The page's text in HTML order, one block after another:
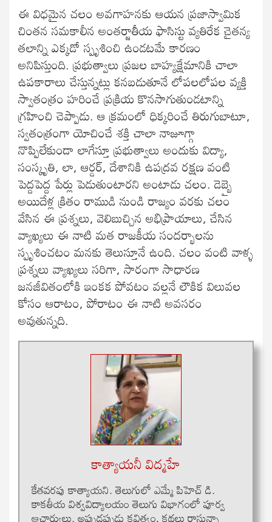
ఈ విధమైన చలం అవగాహనకు ఆయన ప్రజాస్వామిక
చింతన సమకాలీన అంతర్జాతీయ ఫాసిస్టు వ్యతిరేక చైతన్య
తలాన్ని ఎక్కడో స్పృశించి ఉండటమే కారణం
అనిపిస్తుంది. ప్రభుత్వాలు ప్రజల బాహ్యక్షేమానికి చాలా
ఉపకారాలు చేస్తున్నట్లు కనబడుతూనే లోపలలోపల వ్యక్తి
స్వాతంత్రం హరించే ప్రక్రియ కొనసాగుతుండటాన్ని
గ్రహించి చెప్పాడు. ఆ క్రమంలో ధిక్కరించే తిరుగుబాటూ,
స్వతంత్రంగా యోచించే శక్తి చాలా నాజూగ్గా
నొప్పిలేకుండా లాగేస్తూ ప్రభుత్వాలు అందుకు విద్యా,
సంస్కృతి, లా, ఆర్డర్, దేశానికి ఉపద్రవ రక్షణ వంటి
పెద్దపెద్ద పేర్లు పెడుతుంటారని అంటాడు చలం. డెబ్బై
అయిదేళ్ల క్రితం రాముడి నుండి రాజ్యం వరకు చలం
వేసిన ఈ ప్రశ్నలు, వెలిబుచ్చిన అభిప్రాయాలు, చేసిన
వ్యాఖ్యలు ఈ నాటి మత రాజకీయ సందర్భాలను
స్పృశించటం మనకు తెలుస్తూనే ఉంది. చలం వంటి వాళ్ళ
ప్రశ్నలు వ్యాఖ్యలు సరిగా, సారంగా సాధారణ
జనజీవితంలోకి ఇంకక పోవటం వల్లనే లౌకిక విలువల
కోసం ఆరాటం, పోరాటం ఈ నాటి అవసరం
అవుతున్నది.
కాత్యాయనీ విద్మహే
కేతవరపు కాత్యాయని. తెలుగులో ఎమ్మే పిహెచ్ డి.
కాకతీయ విశ్వవిద్యాలయం తెలుగు విభాగంలో పూర్వ
ఆచార్యులు. అప్పుడప్పుడు కవిత్వం, కథలు రాస్తున్నా